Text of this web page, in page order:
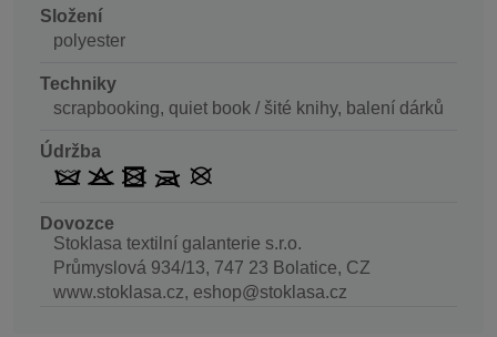
Složení
polyester
Techniky
scrapbooking, quiet book / šité knihy, balení dárků
Údržba
Dovozce
Stoklasa textilní galanterie s.r.o.
Průmyslová 934/13, 747 23 Bolatice, CZ
www.stoklasa.cz, eshop@stoklasa.cz